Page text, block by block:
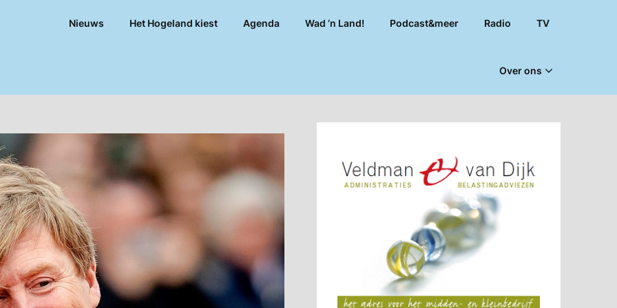
Nieuws Het Hogeland kiest Agenda Wad ’n Land! Podcast&meer Radio TV
Over ons